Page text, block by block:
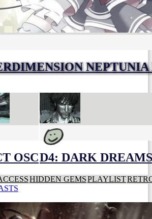
NEPTUNIA
OSCD4: DARK
HIDDEN GEMSPLAYLIST